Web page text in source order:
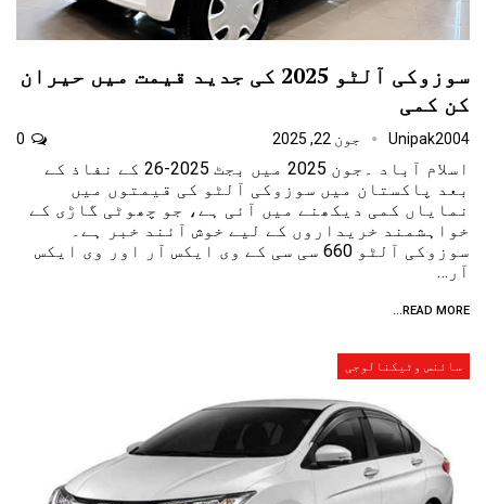
سوزوکی آلٹو 2025 کی جدید قیمت میں حیران
کن کمی
Unipak2004 جون 22, 2025
اسلام آباد ۔جون 2025 میں بجٹ 2025-26 کے نفاذ کے
بعد پاکستان میں سوزوکی آلٹو کی قیمتوں میں
نمایاں کمی دیکھنے میں آئی ہے، جو چھوٹی گاڑی کے
خواہشمند خریداروں کے لیے خوش آئند خبر ہے۔
سوزوکی آلٹو 660 سی سی کے وی ایکس آر اور وی ایکس
آر…
READ MORE...
سائنس وٹیکنالوجی